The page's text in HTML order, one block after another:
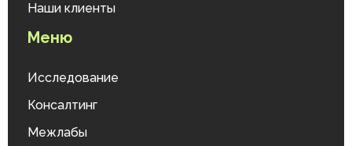
Наши клиенты
Меню
Исследование
Консалтинг
Межлабы